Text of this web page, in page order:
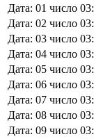
Дата: 01 число
Дата: 02 число
Дата: 03 число
Дата: 04 число
Дата: 05 число
Дата: 06 число
Дата: 07 число
Дата: 08 число
Дата: 09 число